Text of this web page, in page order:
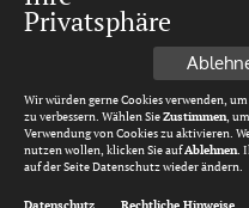
Privatsphäre
Wir würden gerne Cookies verwenden,
zu verbessern. Wählen SieZustimmen,
Verwendung von Cookies zu aktivieren.
nutzen wollen, klicken Sie aufAblehnen.
auf der Seite Datenschutz wieder ändern.